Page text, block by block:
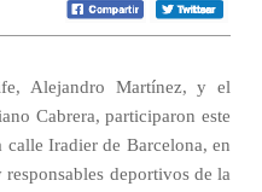
Alejandro Martínez, y el
Cabrera, participaron este
calle Iradier de Barcelona, en
deportivos de la